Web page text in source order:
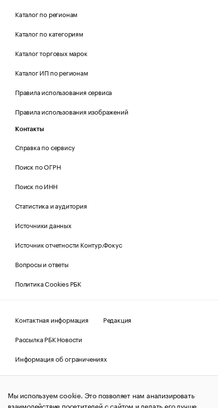
Каталог по регионам
Каталог по категориям
Каталог торговых марок
Каталог ИП по регионам
Правила использования сервиса
Правила использования изображений
Контакты
Справка по сервису
Поиск по ОГРН
Поиск по ИНН
Статистика и аудитория
Источники данных
Источник отчетности Контур.Фокус
Вопросы и ответы
Политика Cookies РБК
Контактная информация
Редакция
Рассылка РБК Новости
Информация об ограничениях
Правовая информация
О соблюдении авторских прав
© АО «РОСБИЗНЕСКОНСАЛТИНГ»,1995–2026.Сообщения
и материалы информационного агентства «РБК»
Мы используем cookie. Это позволяет нам анализировать
взаимодействие посетителей с сайтом и делать его лучше.